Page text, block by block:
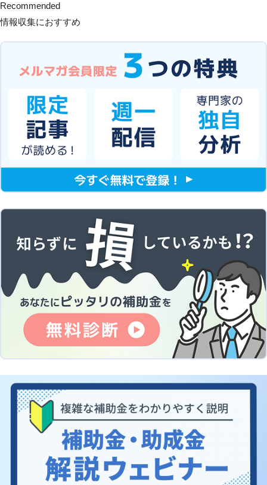
Recommended
情報収集におすすめ